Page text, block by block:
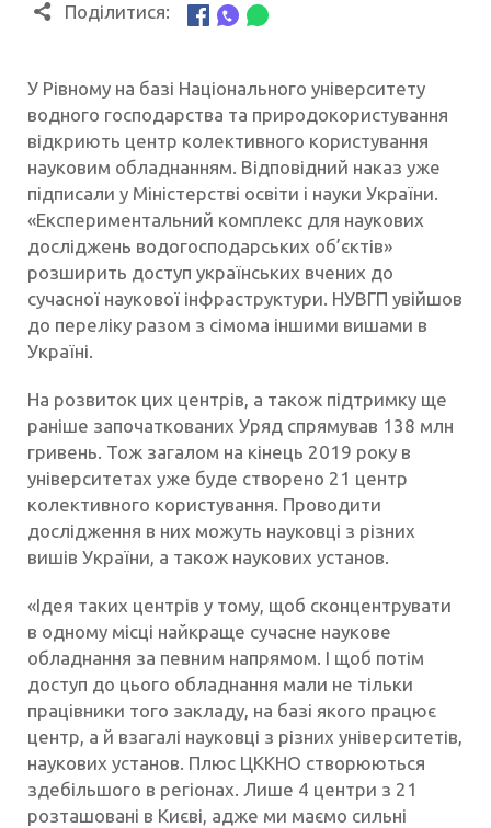
Поділитися:
У Рівному на базі Національного університету
водного господарства та природокористування
відкриють центр колективного користування
науковим обладнанням. Відповідний наказ уже
підписали у Міністерстві освіти і науки України.
«Експериментальний комплекс для наукових
досліджень водогосподарських об’єктів»
розширить доступ українських вчених до
сучасної наукової інфраструктури. НУВГП увійшов
до переліку разом з сімома іншими вишами в
Україні.
На розвиток цих центрів, а також підтримку ще
раніше започаткованих Уряд спрямував 138 млн
гривень. Тож загалом на кінець 2019 року в
університетах уже буде створено 21 центр
колективного користування. Проводити
дослідження в них можуть науковці з різних
вишів України, а також наукових установ.
«Ідея таких центрів у тому, щоб сконцентрувати
в одному місці найкраще сучасне наукове
обладнання за певним напрямом. І щоб потім
доступ до цього обладнання мали не тільки
працівники того закладу, на базі якого працює
центр, а й взагалі науковці з різних університетів,
наукових установ. Плюс ЦККНО створюються
здебільшого в регіонах. Лише 4 центри з 21
розташовані в Києві, адже ми маємо сильні